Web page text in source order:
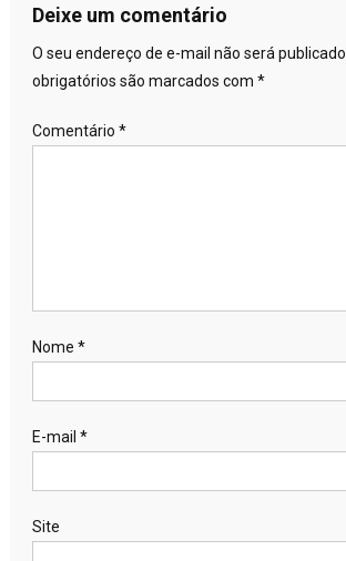
Deixe um comentário
O seu endereço de e-mail não será publicado.
obrigatórios são marcados com *
Comentário *
Nome *
E-mail *
Site